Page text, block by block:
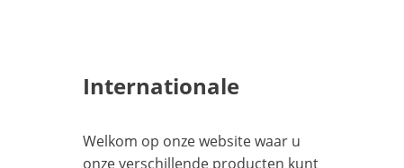
Internationale
Welkom op onze website waar u
onze verschillende producten kunt